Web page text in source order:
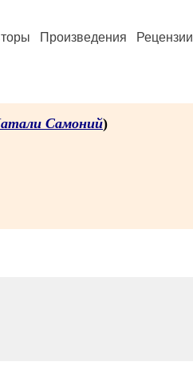
Произведения Рецензии
Самоний)